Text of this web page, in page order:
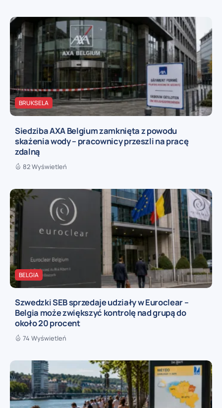
BRUKSELA
Siedziba AXA Belgium zamknięta z powodu
skażenia wody – pracownicy przeszli na pracę
zdalną
82 Wyświetleń
BELGIA
Szwedzki SEB sprzedaje udziały w Euroclear –
Belgia może zwiększyć kontrolę nad grupą do
około 20 procent
74 Wyświetleń